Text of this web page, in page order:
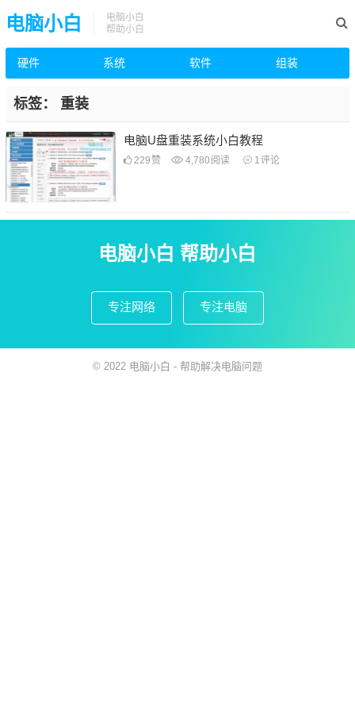
电脑小白
电脑小白
帮助小白
硬件 系统 软件 组装
标签： 重装
电脑U盘重装系统小白教程
229 赞 4,780 阅读 1评论
电脑小白 帮助小白
专注网络 专注电脑
© 2022 电脑小白 - 帮助解决电脑问题